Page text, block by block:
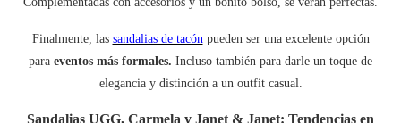
Finalmente, las sandalias de tacón pueden ser una excelente opción
para eventos más formales. Incluso también para darle un toque de
elegancia y distinción a un outfit casual.
Sandalias UGG, Carmela y Janet & Janet: Tendencias en